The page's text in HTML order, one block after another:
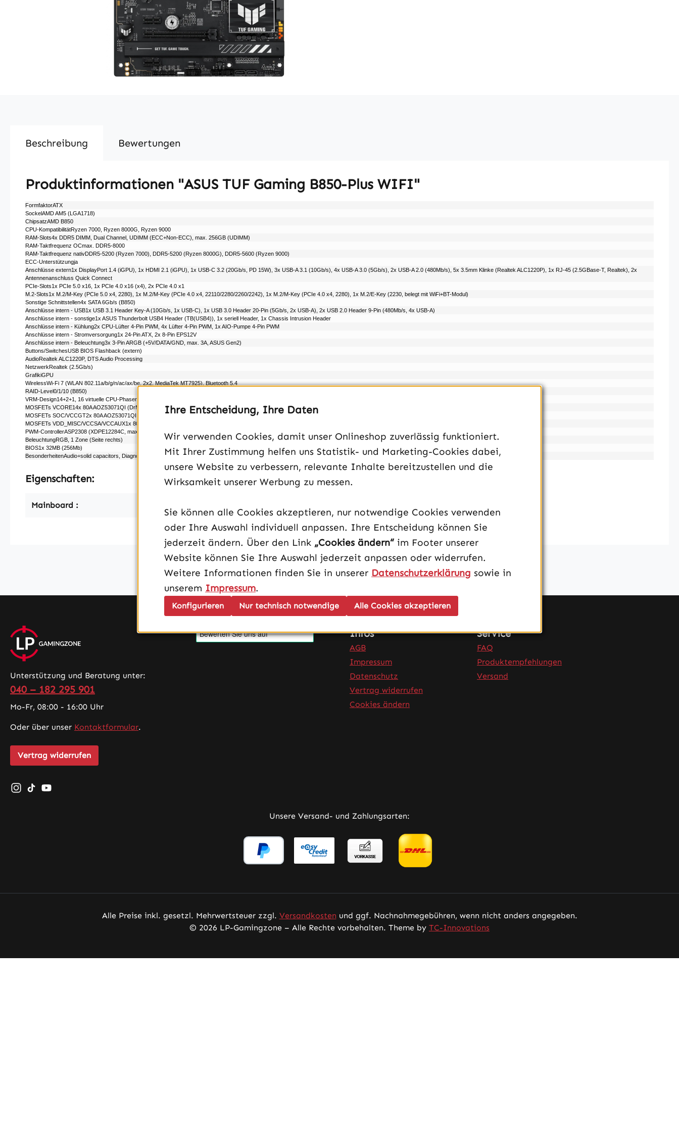
Beschreibung Bewertungen
Produktinformationen "ASUS TUF Gaming B850-Plus WIFI"
FormfaktorATX
SockelAMD AM5 (LGA1718)
ChipsatzAMD B850
CPU-KompatibilitätRyzen 7000, Ryzen 8000G, Ryzen 9000
RAM-Slots4x DDR5 DIMM, Dual Channel, UDIMM (ECC+Non-ECC), max. 256GB (UDIMM)
RAM-Taktfrequenz OCmax. DDR5-8000
RAM-Taktfrequenz nativDDR5-5200 (Ryzen 7000), DDR5-5200 (Ryzen 8000G), DDR5-5600 (Ryzen 9000)
ECC-Unterstützungja
Anschlüsse extern1x DisplayPort 1.4 (iGPU), 1x HDMI 2.1 (iGPU), 1x USB-C 3.2 (20Gb/​s, PD 15W), 3x USB-A 3.1 (10Gb/​s), 4x USB-A 3.0 (5Gb/​s), 2x USB-A 2.0 (480Mb/​s), 5x 3.5mm Klinke (Realtek ALC1220P), 1x RJ-45 (2.5GBase-T, Realtek), 2x
Antennenanschluss Quick Connect
PCIe-Slots1x PCIe 5.0 x16, 1x PCIe 4.0 x16 (x4), 2x PCIe 4.0 x1
M.2-Slots1x M.2/​M-Key (PCIe 5.0 x4, 2280), 1x M.2/​M-Key (PCIe 4.0 x4, 22110/​2280/​2260/​2242), 1x M.2/​M-Key (PCIe 4.0 x4, 2280), 1x M.2/​E-Key (2230, belegt mit WiFi+BT-Modul)
Sonstige Schnittstellen4x SATA 6Gb/s (B850)
Anschlüsse intern - USB1x USB 3.1 Header Key-A (10Gb/​s, 1x USB-C), 1x USB 3.0 Header 20-Pin (5Gb/​s, 2x USB-A), 2x USB 2.0 Header 9-Pin (480Mb/​s, 4x USB-A)
Anschlüsse intern - sonstige1x ASUS Thunderbolt USB4 Header (TB(USB4)), 1x seriell Header, 1x Chassis Intrusion Header
Anschlüsse intern - Kühlung2x CPU-Lüfter 4-Pin PWM, 4x Lüfter 4-Pin PWM, 1x AIO-Pumpe 4-Pin PWM
Anschlüsse intern - Stromversorgung1x 24-Pin ATX, 2x 8-Pin EPS12V
Anschlüsse intern - Beleuchtung3x 3-Pin ARGB (+5V/​DATA/​GND, max. 3A, ASUS Gen2)
Buttons/SwitchesUSB BIOS Flashback (extern)
AudioRealtek ALC1220P, DTS Audio Processing
NetzwerkRealtek (2.5Gb/​s)
GrafikiGPU
WirelessWi-Fi 7 (WLAN 802.11a/​b/​g/​n/​ac/​ax/​be, 2x2, MediaTek MT7925), Bluetooth 5.4
RAID-Level0/​1/​10 (B850)
VRM-Design14+2+1, 16 virtuelle CPU-Phasen (2x7+2)
MOSFETs VCORE14x 80A AOZ53071QI (DrMOS)
MOSFETs SOC/VCCGT2x 80A AOZ53071QI (DrMOS)
MOSFETs VDD_MISC/VCCSA/VCCAUX1x 80A AOZ53071QI (DrMOS)
PWM-ControllerASP2308 (XDPE12284C, max. 8 Phasen)
BeleuchtungRGB, 1 Zone (Seite rechts)
BIOS1x 32MB (256Mb)
BesonderheitenAudio+solid capacitors, Diagnostic LED (LED-Indikatoren), I/​O-Blende integriert, 4x M.2-Passivkühler
Eigenschaften:
Mainboard :
Unterstützung und Beratung unter:
040 – 182 295 901
Mo-Fr, 08:00 - 16:00 Uhr
Oder über unser Kontaktformular.
Vertrag widerrufen
Schau auf Instagram vorbei – öffnet in neuem Tab (externer Link)
Sieh dir unsere TikTok-Videos an – öffnet in neuem Tab (externer Link)
Sieh dir unsere Videos auf YouTube an – öffnet in neuem Tab (externer Link)
Infos
AGB
Impressum
Datenschutz
Vertrag widerrufen
Cookies ändern
Service
FAQ
Produktempfehlungen
Versand
Unsere Versand- und Zahlungsarten:
Alle Preise inkl. gesetzl. Mehrwertsteuer zzgl. Versandkosten und ggf. Nachnahmegebühren, wenn nicht anders angegeben.
© 2026 LP-Gamingzone – Alle Rechte vorbehalten. Theme by TC-Innovations
Ihre Entscheidung, Ihre Daten
Wir verwenden Cookies, damit unser Onlineshop zuverlässig funktioniert.
Mit Ihrer Zustimmung helfen uns Statistik- und Marketing-Cookies dabei,
unsere Website zu verbessern, relevante Inhalte bereitzustellen und die
Wirksamkeit unserer Werbung zu messen.
Sie können alle Cookies akzeptieren, nur notwendige Cookies verwenden
oder Ihre Auswahl individuell anpassen. Ihre Entscheidung können Sie
jederzeit ändern. Über den Link „Cookies ändern“ im Footer unserer
Website können Sie Ihre Auswahl jederzeit anpassen oder widerrufen.
Weitere Informationen finden Sie in unserer Datenschutzerklärung sowie in
unserem Impressum.
Nur technisch notwendige
Konfigurieren Alle Cookies akzeptieren